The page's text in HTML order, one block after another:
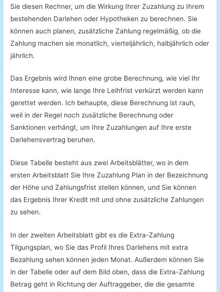
Sie diesen Rechner, um die Wirkung Ihrer Zuzahlung zu Ihrem
bestehenden Darlehen oder Hypotheken zu berechnen. Sie
können auch planen, zusätzliche Zahlung regelmäßig, ob die
Zahlung machen sie monatlich, vierteljährlich, halbjährlich oder
jährlich.
Das Ergebnis wird Ihnen eine grobe Berechnung, wie viel Ihr
Interesse kann, wie lange Ihre Leihfrist verkürzt werden kann
gerettet werden. Ich behaupte, diese Berechnung ist rauh,
weil in der Regel noch zusätzliche Berechnung oder
Sanktionen verhängt, um Ihre Zuzahlungen auf Ihre erste
Darlehensvertrag beruhen.
Diese Tabelle besteht aus zwei Arbeitsblätter, wo in dem
ersten Arbeitsblatt Sie Ihre Zuzahlung Plan in der Bezeichnung
der Höhe und Zahlungsfrist stellen können, und Sie können
das Ergebnis Ihrer Kredit mit und ohne zusätzliche Zahlungen
zu sehen.
In der zweiten Arbeitsblatt gibt es die Extra-Zahlung
Tilgungsplan, wo Sie das Profil Ihres Darlehens mit extra
Bezahlung sehen können jeden Monat. Außerdem können Sie
in der Tabelle oder auf dem Bild oben, dass die Extra-Zahlung
Betrag geht in Richtung der Auftraggeber, die die gesamte